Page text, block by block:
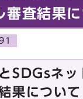
審査結果
とSDGsネ
果について